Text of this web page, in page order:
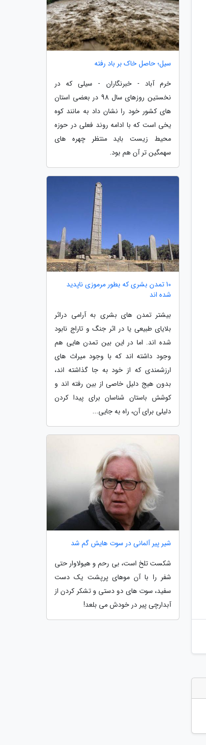
سیل؛ حاصل خاک بر باد رفته
خرم آباد - خبرنگاران - سیلی که در
نخستین روزهای سال 98 در بعضی استان
های کشور خود را نشان داد به مانند کوه
یخی است که با ادامه روند فعلی در حوزه
محیط زیست باید منتظر چهره های
سهمگین تر آن هم بود.
10 تمدن بشری که بطور مرموزی ناپدید
شده اند
بیشتر تمدن های بشری به آرامی دراثر
بلایای طبیعی یا در اثر جنگ و تاراج نابود
شده اند. اما در این بین تمدن هایی هم
وجود داشته اند که با وجود میراث های
ارزشمندی که از خود به جا گذاشته اند،
بدون هیج دلیل خاصی از بین رفته اند و
کوشش باستان شناسان برای پیدا کردن
دلیلی برای آن، راه به جایی...
شیر پیر آلمانی در سوت هایش گم شد
شکست تلخ است، بی رحم و هیولاوار حتی
شفر را با آن موهای پرپشت یک دست
سفید، سوت های دو دستی و تشکر کردن از
آبدارچی پیر در خودش می بلعد!